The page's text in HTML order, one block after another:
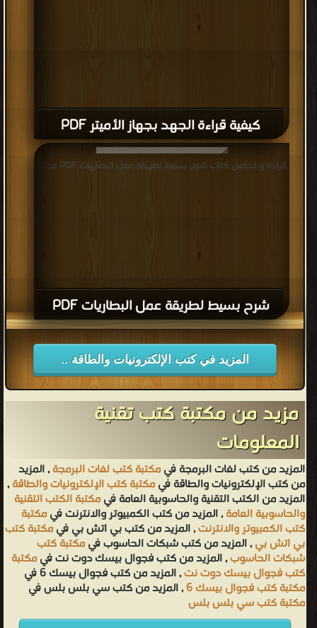
كيفية قراءة الجهد بجهاز الأميتر PDF
شرح بسيط لطريقة عمل البطاريات PDF
قراءة و تحميل كتاب شرح بسيط لطريقة عمل البطاريات PDF مجانا
المزيد في كتب الإلكترونيات والطاقة ..
مزيد من مكتبة كتب تقنية
المعلومات
المزيد من كتب لغات البرمجة فيمكتبة كتب لغات البرمجة, المزيد
من كتب الإلكترونيات والطاقة فيمكتبة كتب الإلكترونيات والطاقة,
المزيد من الكتب التقنية والحاسوبية العامة فيمكتبة الكتب التقنية
والحاسوبية العامة, المزيد من كتب الكمبيوتر والانترنت فيمكتبة
كتب الكمبيوتر والانترنت, المزيد من كتب بي اتش بي فيمكتبة كتب
بي اتش بي, المزيد من كتب شبكات الحاسوب فيمكتبة كتب
شبكات الحاسوب, المزيد من كتب فجوال بيسك دوت نت فيمكتبة
كتب فجوال بيسك دوت نت, المزيد من كتب فجوال بيسك 6 في
مكتبة كتب فجوال بيسك 6 , المزيد من كتب سي بلس بلس في
مكتبة كتب سي بلس بلس